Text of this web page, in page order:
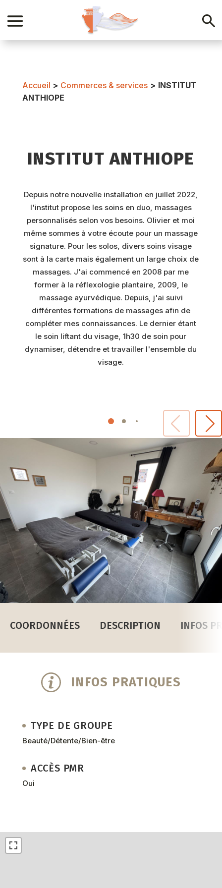
Accueil > Commerces & services > INSTITUT
ANTHIOPE
INSTITUT ANTHIOPE
Depuis notre nouvelle installation en juillet 2022,
l'institut propose les soins en duo, massages
personnalisés selon vos besoins. Olivier et moi
même sommes à votre écoute pour un massage
signature. Pour les solos, divers soins visage
sont à la carte mais également un large choix de
massages. J'ai commencé en 2008 par me
former à la réflexologie plantaire, 2009, le
massage ayurvédique. Depuis, j'ai suivi
différentes formations de massages afin de
compléter mes connaissances. Le dernier étant
le soin liftant du visage, 1h30 de soin pour
dynamiser, détendre et travailler l'ensemble du
visage.
COORDONNÉES DESCRIPTION INFOS
INFOS PRATIQUES
TYPE DE GROUPE
Beauté/Détente/Bien-être
ACCÈS PMR
Oui